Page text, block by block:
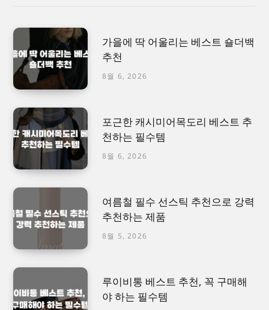
가을에 딱 어울리는 베스트 숄더백
추천
8월 6, 2026
포근한 캐시미어목도리 베스트 추
천하는 필수템
8월 6, 2026
여름철 필수 선스틱 추천으로 강력
추천하는 제품
8월 5, 2026
루이비통 베스트 추천, 꼭 구매해
야 하는 필수템